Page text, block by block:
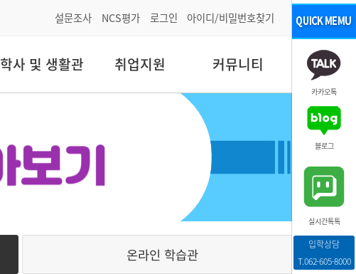
설문조사 NCS평가 로그인 아이디/비밀번호찾기
학사 및 생활관 취업지원 커뮤니티
온라인 학습관
카카오톡
블로그
실시간톡톡
입학상담
T.062-605-8000